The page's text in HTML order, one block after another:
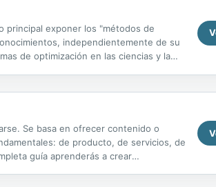
principal exponer los "métodos de
independientemente de su
de optimización en las ciencias y la
Se basa en ofrecer contenido o
de producto, de servicios, de
guía aprenderás a crear